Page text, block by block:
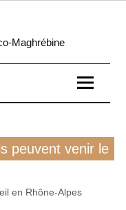
Coup
soleil
Maghrébine
peuvent venir le
en Rhône-Alpes